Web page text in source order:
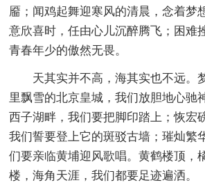
靥；闻鸡起舞迎寒风的清晨，念着梦
意欣喜时，任由心儿沉醉腾飞；困难
青春年少的傲然无畏。
天其实并不高，海其实也不远。
里飘雪的北京皇城，我们放胆地心驰
西子湖畔，我们要把脚印踏上；恢宏
我们誓要登上它的斑驳古墙；璀灿繁
们要亲临黄埔迎风歌唱。黄鹤楼顶，
楼，海角天涯，我们都要足迹遍洒。